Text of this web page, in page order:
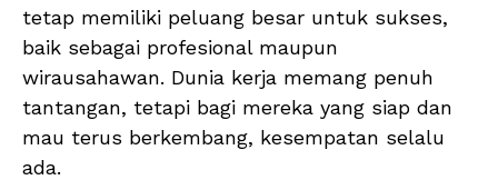
tetap memiliki peluang besar untuk sukses,
baik sebagai profesional maupun
wirausahawan. Dunia kerja memang penuh
tantangan, tetapi bagi mereka yang siap dan
mau terus berkembang, kesempatan selalu
ada.